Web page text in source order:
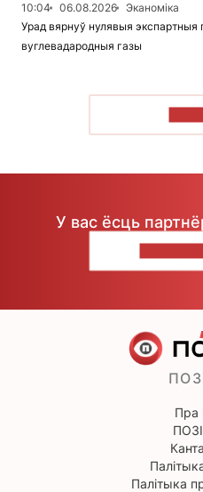
10:04
06.08.2026
Эканоміка
Урад вярнуў нулявыя экспартныя
вуглевадародныя газы
У вас ёсць
Пра
Палітыка